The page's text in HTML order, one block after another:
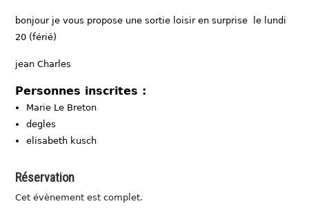
bonjour je vous propose une sortie loisir en surprise le lundi
20 (férié)
jean Charles
Personnes inscrites :
Marie Le Breton
degles
elisabeth kusch
Réservation
Cet évènement est complet.